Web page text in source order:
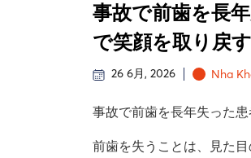
事故で前歯を長
で笑顔を取り戻
26 6月, 2026 Nha
事故で前歯を長年失った
前歯を失うことは、見た